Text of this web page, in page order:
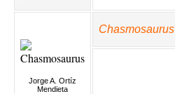
Jorge A. Ortíz
Mendieta
Chasmosaurus